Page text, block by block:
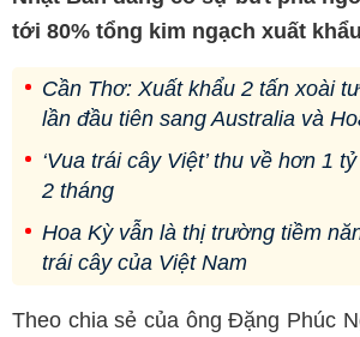
tới 80% tổng kim ngạch xuất
Cần Thơ: Xuất khẩu 2 tấn xoài
lần đầu tiên sang Australia và
‘Vua trái cây Việt’ thu về hơn 1
2 tháng
Hoa Kỳ vẫn là thị trường tiềm
trái cây của Việt Nam
Theo chia sẻ của ông Đặng Phúc